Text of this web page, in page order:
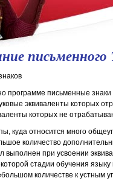
программе письменные
эквиваленты которых
которых не
куда относится много
количество
выполнен при усвоении
стадии обучения
количестве к устным